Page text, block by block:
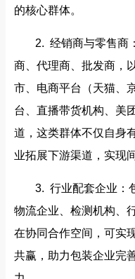
的核心群体。
2. 经销商与零售商
商、代理商、批发商，
市、电商平台（天猫、
台、直播带货机构、美
道，这类群体不仅自身
业拓展下游渠道，实现
3. 行业配套企业：
物流企业、检测机构、
在协同合作空间，可实
共赢，助力包装企业完